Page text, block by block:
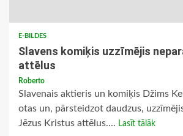
E-BILDES
Slavens komiķis uzzīmējis
attēlus
Roberto
Slavenais aktieris un komiķis Džims
otas un, pārsteidzot daudzus,
Jēzus Kristus attēlus.... Lasīt tālāk